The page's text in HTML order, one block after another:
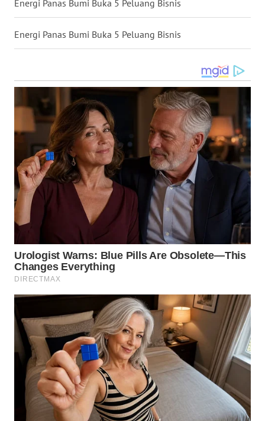
Energi Panas Bumi Buka 5 Peluang Bisnis
Energi Panas Bumi Buka 5 Peluang Bisnis
TOBA
NIAS
WN
LANGKAT
WN
TAPANULI
SELATAN
WN
TANJUNG
LESUNG
KARO
WN
SIMALUNGUN
WN
LABUHANBATU